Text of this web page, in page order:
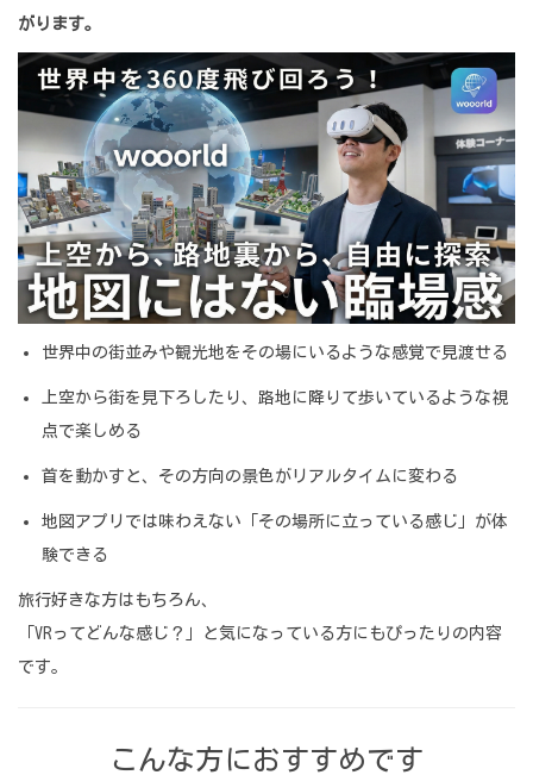
がります。
世界中の街並みや観光地をその場にいるような感覚で見渡せる
上空から街を見下ろしたり、路地に降りて歩いているような視
点で楽しめる
首を動かすと、その方向の景色がリアルタイムに変わる
地図アプリでは味わえない「その場所に立っている感じ」が体
験できる
旅行好きな方はもちろん、
「VRってどんな感じ？」と気になっている方にもぴったりの内容
です。
こんな方におすすめです